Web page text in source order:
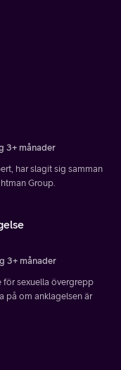
3+ månader
har slagit sig samman
Group.
3+ månader
för sexuella övergrepp
på om anklagelsen är